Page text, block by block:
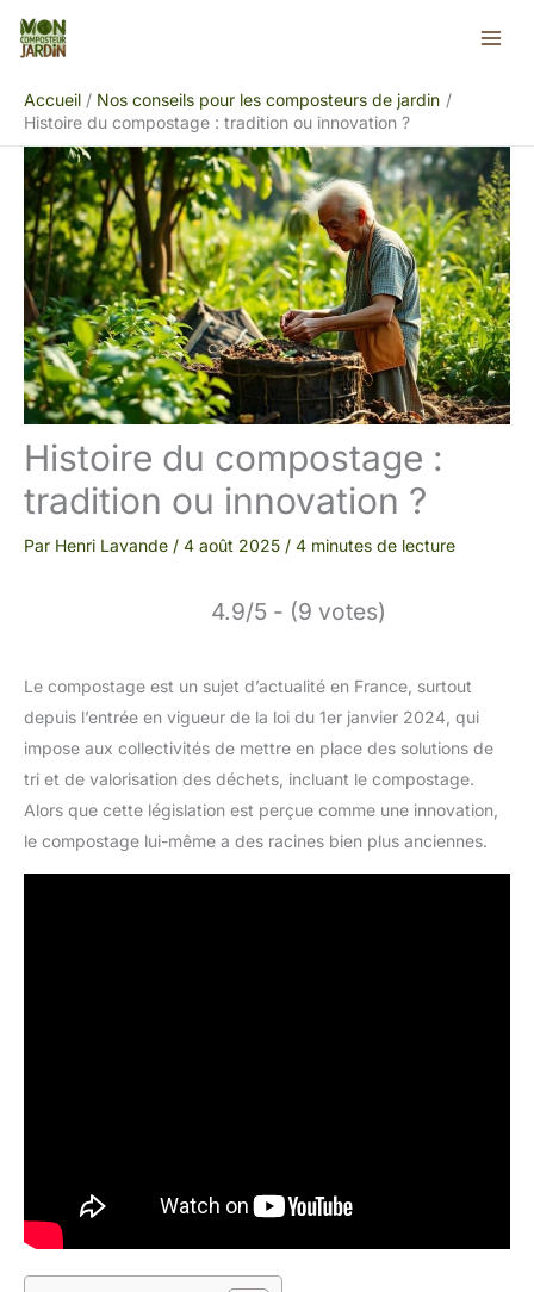
Aller
Accueil
Nos conseils pour les composteurs de jardin
Histoire du compostage : tradition ou innovation ?
Histoire du compostage :
tradition ou innovation ?
Par Henri Lavande / 4 août 2025 / 4 minutes de lecture
4.9/5 - (9 votes)
Le compostage est un sujet d’actualité en France, surtout
depuis l’entrée en vigueur de la loi du 1er janvier 2024, qui
impose aux collectivités de mettre en place des solutions de
tri et de valorisation des déchets, incluant le compostage.
Alors que cette législation est perçue comme une innovation,
le compostage lui-même a des racines bien plus anciennes.
Rechercher